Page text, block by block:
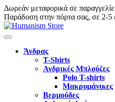
Δωρεάν μεταφορικά σε
Παράδοση στην πόρτα σας, σε 2-5
Άνδρας
T-Shirts
Ανδρικές Μπλούζες
Polo T-shirts
Μακρυμάνικες
Βερμούδες